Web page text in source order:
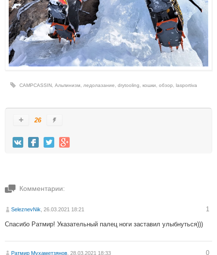
CAMPCASSIN Альпинизм ледолазание drytooling кошки обзор lasportiva
26
Комментарии:
SeleznevNik , 26.03.2021 18:21 1
Спасибо Ратмир! Указательный палец ноги заставил улыбнуться)))
Ратмир Мухаметзянов , 28.03.2021 18:33 0